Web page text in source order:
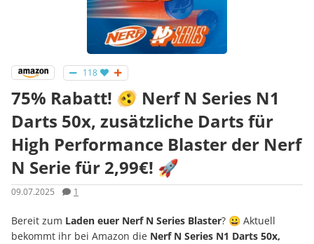
118
75% Rabatt! 🫨 Nerf N Series N1
Darts 50x, zusätzliche Darts für
High Performance Blaster der Nerf
N Serie für 2,99€! 🚀
09.07.2025 1
Bereit zum Laden euer Nerf N Series Blaster? 😀 Aktuell
bekommt ihr bei Amazon die Nerf N Series N1 Darts 50x,